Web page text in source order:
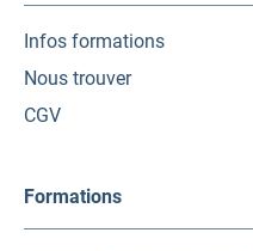
Infos formations
Nous trouver
CGV
Formations